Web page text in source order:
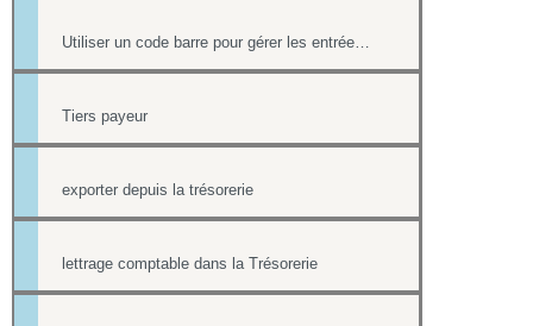
Utiliser un code barre pour gérer les entrées à ses événements
Tiers payeur
exporter depuis la trésorerie
lettrage comptable dans la Trésorerie